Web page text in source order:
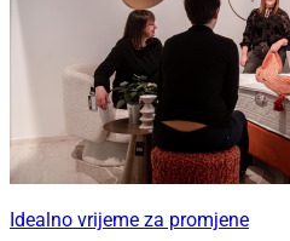
Idealno vrijeme za promjene